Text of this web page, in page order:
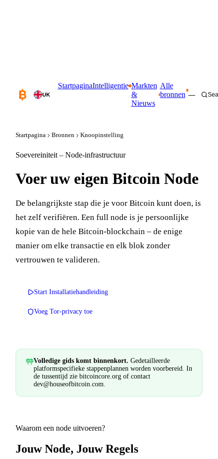
UK
StartpaginaIntelligentie Markten
&
Nieuws
Alle
bronnen —
Startpagina Bronnen Knoopinstelling
Soevereiniteit – Node-infrastructuur
Voer uw eigen Bitcoin Node
De belangrijkste stap die je voor Bitcoin kunt doen, is
het zelf verifiëren. Een full node is je persoonlijke
kopie van de hele Bitcoin-blockchain – de enige
manier om elke transactie en elk blok zonder
vertrouwen te valideren.
Start Installatiehandleiding
Voeg Tor-privacy toe
Volledige gids komt binnenkort. Gedetailleerde
platformspecifieke stappenplannen worden voorbereid. In
de tussentijd zie bitcoincore.org of contact
dev@houseofbitcoin.com.
Waarom een node uitvoeren?
Jouw Node, Jouw Regels